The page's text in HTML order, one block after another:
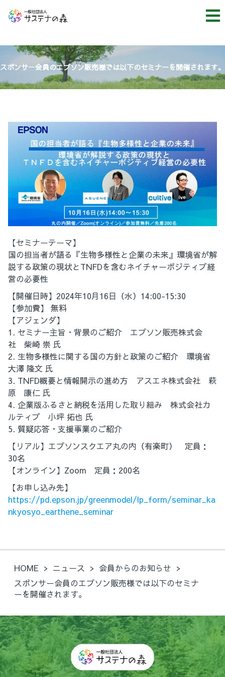
スポンサー会員のエプソン販売様では以下のセミナーを開催されます。
【セミナーテーマ】
国の担当者が語る『生物多様性と企業の未来』環境省が解
説する政策の現状とTNFDを含むネイチャーポジティブ経
営の必要性
【開催日時】2024年10月16日（水）14:00-15:30
【参加費】 無料
【アジェンダ】
1. セミナー主旨・背景のご紹介 エプソン販売株式会
社 柴崎 崇 氏
2. 生物多様性に関する国の方針と政策のご紹介 環境省
大澤 隆文 氏
3. TNFD概要と情報開示の進め方 アスエネ株式会社 萩
原 康仁 氏
4. 企業版ふるさと納税を活用した取り組み 株式会社カ
ルティブ 小坪 拓也 氏
5. 質疑応答・支援事業のご紹介
【リアル】エプソンスクエア丸の内（有楽町） 定員：
30名
【オンライン】Zoom 定員：200名
【お申し込み先】
https://pd.epson.jp/greenmodel/lp_form/seminar_ka
nkyosyo_earthene_seminar
HOME ニュース
会員からのお知らせ
スポンサー会員のエプソン販売様では以下のセミナ
ーを開催されます。